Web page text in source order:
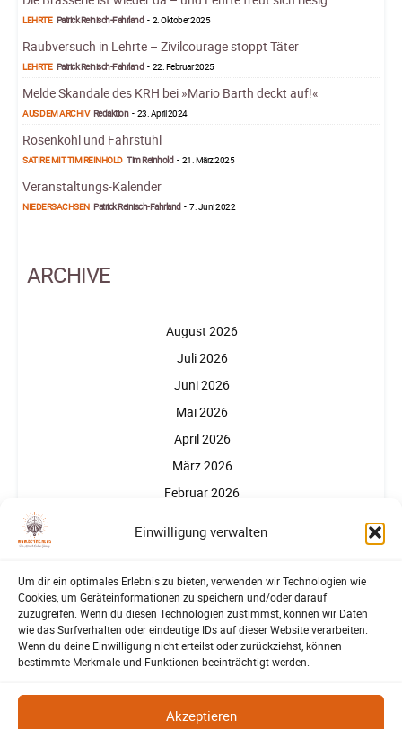
Einwilligung verwalten
Um dir ein optimales Erlebnis zu bieten, verwenden wir Technologien wie
Cookies, um Geräteinformationen zu speichern und/oder darauf
zuzugreifen. Wenn du diesen Technologien zustimmst, können wir Daten
wie das Surfverhalten oder eindeutige IDs auf dieser Website verarbeiten.
Wenn du deine Einwilligung nicht erteilst oder zurückziehst, können
bestimmte Merkmale und Funktionen beeinträchtigt werden.
Akzeptieren
LEHRTE Patrick Reinisch-Fahrland - 2. Oktober 2025
Raubversuch in Lehrte – Zivilcourage stoppt Täter
LEHRTE Patrick Reinisch-Fahrland - 22. Februar 2025
Melde Skandale des KRH bei »Mario Barth deckt auf!«
AUS DEM ARCHIV Redaktion - 23. April 2024
Rosenkohl und Fahrstuhl
SATIRE MIT TIM REINHOLD Tim Reinhold - 21. März 2025
Veranstaltungs-Kalender
NIEDERSACHSEN Patrick Reinisch-Fahrland - 7. Juni 2022
ARCHIVE
August 2026
Juli 2026
Juni 2026
Mai 2026
April 2026
März 2026
Februar 2026
Partner, Förderer, Unterstützer